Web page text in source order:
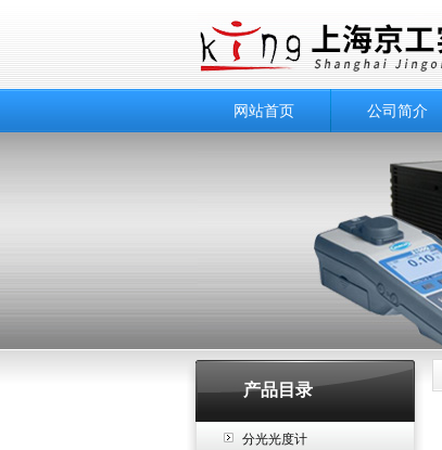
网站首页 公司简介
产品目录
分光光度计